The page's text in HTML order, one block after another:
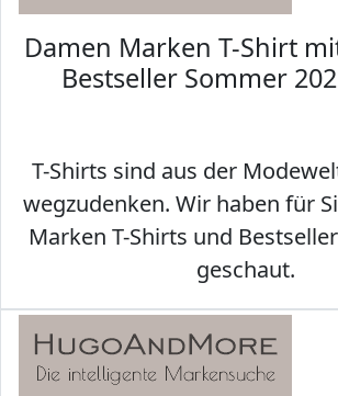
Damen Marken T-Shirt
Bestseller Sommer
T-Shirts sind aus der
wegzudenken. Wir haben für
Marken T-Shirts und
geschaut.